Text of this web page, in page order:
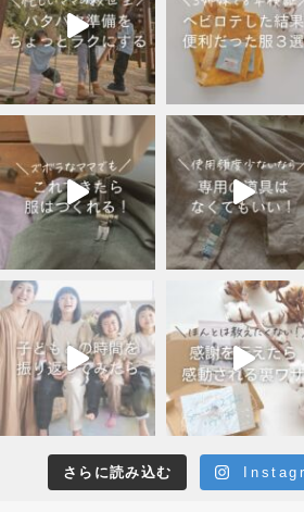
さらに読み込む